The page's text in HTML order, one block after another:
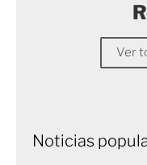
Ver
Noticias